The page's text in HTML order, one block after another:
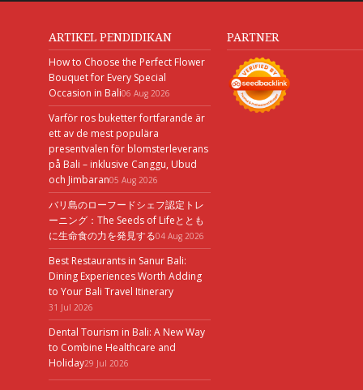
ARTIKEL PENDIDIKAN
How to Choose the Perfect Flower
Bouquet for Every Special
Occasion in Bali06 Aug 2026
Varför ros buketter fortfarande är
ett av de mest populära
presentvalen för blomsterleverans
på Bali – inklusive Canggu, Ubud
och Jimbaran05 Aug 2026
バリ島のローフードシェフ認定トレ
ーニング：The Seeds of Lifeととも
に生命食の力を発見する04 Aug 2026
Best Restaurants in Sanur Bali:
Dining Experiences Worth Adding
to Your Bali Travel Itinerary
31 Jul 2026
Dental Tourism in Bali: A New Way
to Combine Healthcare and
Holiday29 Jul 2026
PARTNER